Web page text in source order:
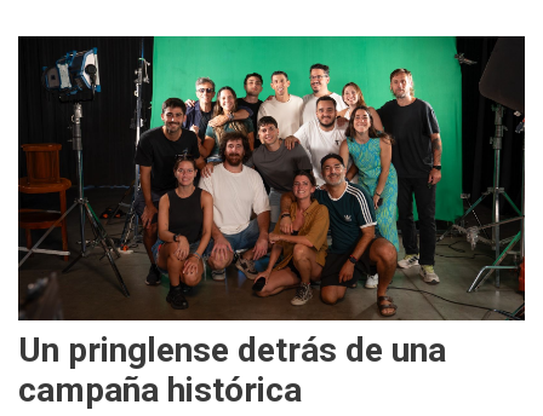
Un pringlense detrás de una
campaña histórica